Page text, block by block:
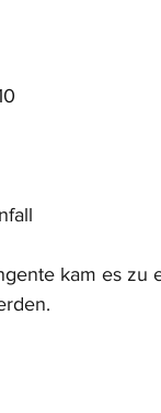
kam es